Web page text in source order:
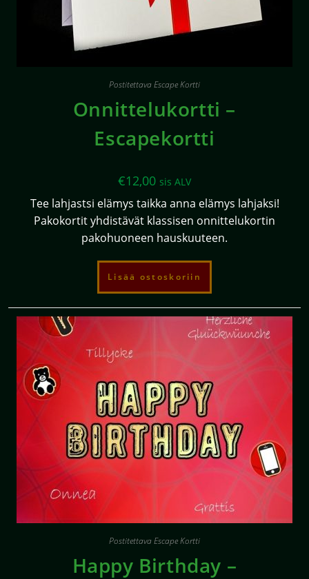
Postitettava Escape Kortti
Onnittelukortti –
Escapekortti
€12,00 sis ALV
Tee lahjastsi elämys taikka anna elämys lahjaksi!
Pakokortit yhdistävät klassisen onnittelukortin
pakohuoneen hauskuuteen.
Lisää ostoskoriin
Postitettava Escape Kortti
Happy Birthday –